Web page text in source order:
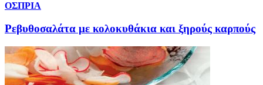
ΟΣΠΡΙΑ
Ρεβυθοσαλάτα με κολοκυθάκια και ξηρούς καρπούς